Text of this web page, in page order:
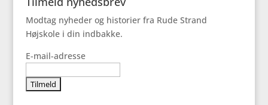
Modtag nyheder og historier fra Rude Strand
Højskole i din indbakke.
E-mail-adresse